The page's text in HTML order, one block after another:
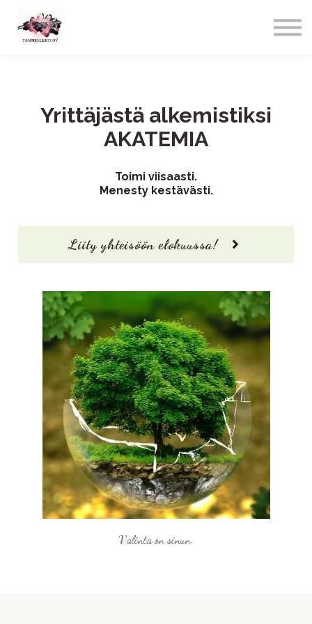
Yrittäjästä alkemistiksi Akatemia
Yrittäjästä alkemistiksi
AKATEMIA
Toimi viisaasti.
Menesty kestävästi.
Liity yhteisöön elokuussa!
Valinta on sinun.